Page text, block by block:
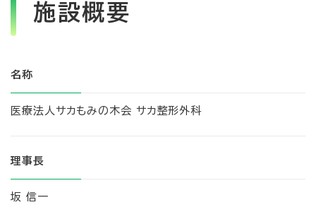
施設概要
名称
医療法人サカもみの木会 サカ整形外科
理事長
坂 信一